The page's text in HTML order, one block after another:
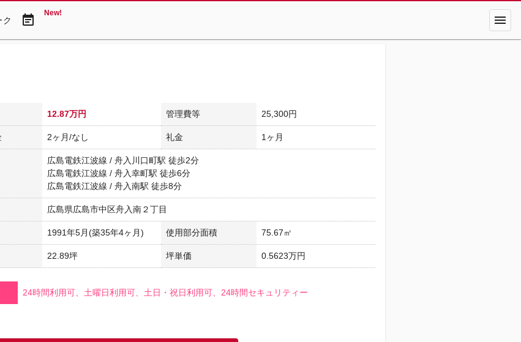
event_note New! menu
12.87万円 管理費等 25,300円
2ヶ月/なし 礼金 1ヶ月
広島電鉄江波線 / 舟入川口町駅 徒歩2分
広島電鉄江波線 / 舟入幸町駅 徒歩6分
広島電鉄江波線 / 舟入南駅 徒歩8分
広島県広島市中区舟入南２丁目
1991年5月(築35年4ヶ月) 使用部分面積 75.67㎡
22.89坪 坪単価 0.5623万円
24時間利用可、土曜日利用可、土日・祝日利用可、24時間セキュリティー